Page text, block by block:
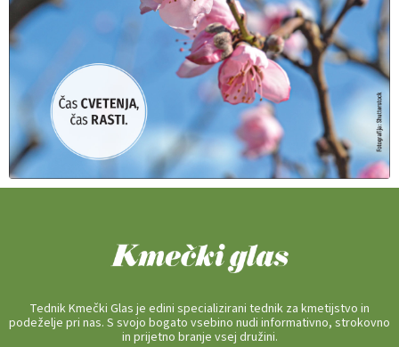
Tednik Kmečki Glas je edini specializirani tednik za kmetijstvo in
podeželje pri nas. S svojo bogato vsebino nudi informativno, strokovno
in prijetno branje vsej družini.